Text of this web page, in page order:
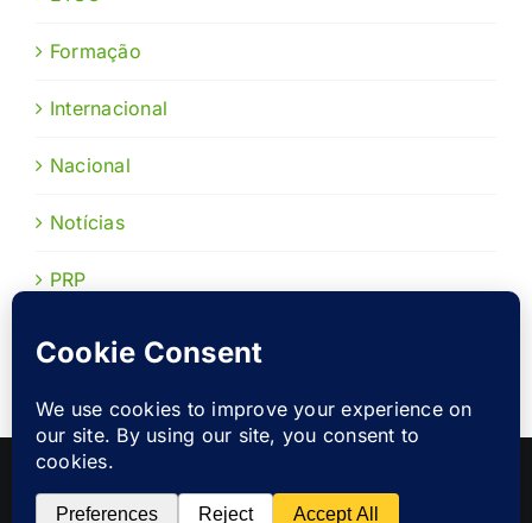
Formação
Internacional
Nacional
Notícias
PRP
Publicações
Copyright 2022 |
de Privacidade